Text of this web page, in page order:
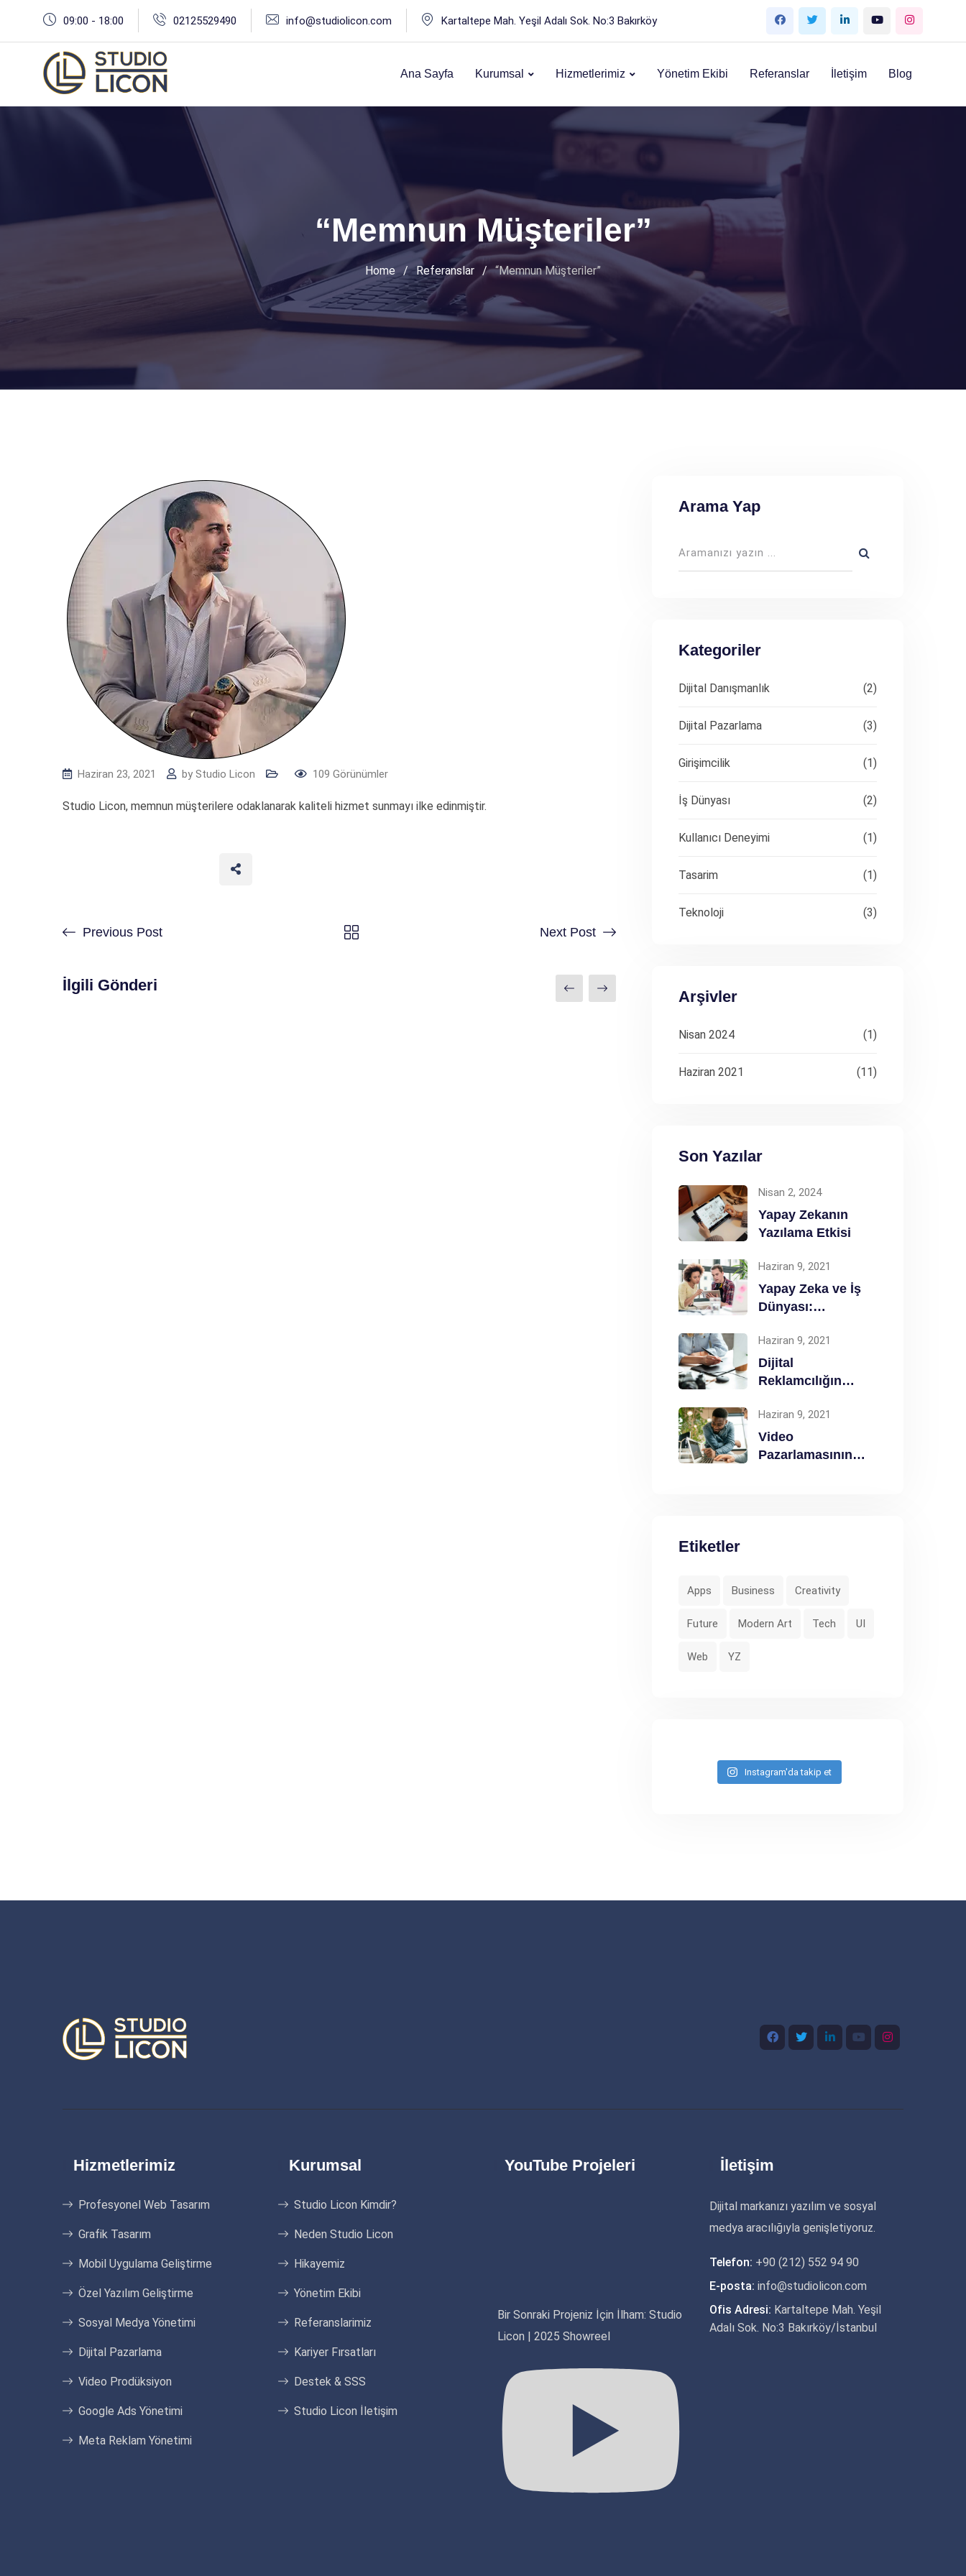
09:00 - 18:00 02125529490 info@studiolicon.com Kartaltepe Mah. Yeşil Adalı Sok. No:3 Bakırköy
Ana Sayfa Kurumsal Hizmetlerimiz Yönetim Ekibi Referanslar İletişim Blog
“Memnun Müşteriler”
Home / Referanslar / “Memnun Müşteriler”
Haziran 23, 2021 by Studio Licon 109 Görünümler
Studio Licon, memnun müşterilere odaklanarak kaliteli hizmet sunmayı ilke edinmiştir.
Previous Post Next Post
İlgili Gönderi
Arama Yap
Kategoriler
Dijital Danışmanlık (2)
Dijital Pazarlama (3)
Girişimcilik (1)
İş Dünyası (2)
Kullanıcı Deneyimi (1)
Tasarim (1)
Teknoloji (3)
Arşivler
Nisan 2024 (1)
Haziran 2021 (11)
Son Yazılar
Nisan 2, 2024
Yapay Zekanın
Yazılama Etkisi
Haziran 9, 2021
Yapay Zeka ve İş
Dünyası:
ve Etkileri
Haziran 9, 2021
Dijital
Reklamcılığın
Trendler ve
Taktikler
Haziran 9, 2021
Video
Pazarlamasının
Etiketler
Apps Business Creativity
Future Modern Art Tech UI
Web YZ
Instagram'da takip et
Hizmetlerimiz
Profesyonel Web Tasarım
Grafik Tasarım
Mobil Uygulama Geliştirme
Özel Yazılım Geliştirme
Sosyal Medya Yönetimi
Dijital Pazarlama
Video Prodüksiyon
Google Ads Yönetimi
Meta Reklam Yönetimi
Kurumsal
Studio Licon Kimdir?
Neden Studio Licon
Hikayemiz
Yönetim Ekibi
Referanslarimiz
Kariyer Fırsatları
Destek & SSS
Studio Licon İletişim
YouTube Projeleri
Bir Sonraki Projeniz İçin İlham: Studio
Licon | 2025 Showreel
İletişim
Dijital markanızı yazılım ve sosyal
medya aracılığıyla genişletiyoruz.
Telefon: +90 (212) 552 94 90
E-posta: info@studiolicon.com
Ofis Adresi: Kartaltepe Mah. Yeşil
Adalı Sok. No:3 Bakırköy/İstanbul